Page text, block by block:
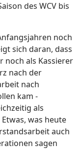
des WCV bis
noch
sich daran, dass
noch als Kassierer
nach der
nach
kam -
als
was heute
auch
sagen